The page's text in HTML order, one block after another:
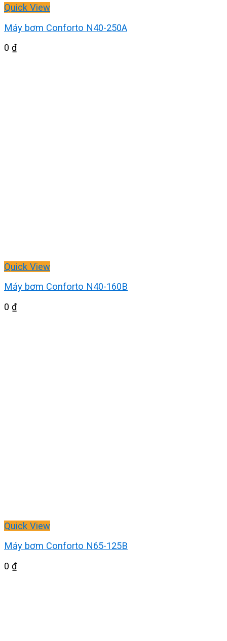
Quick View
Máy bơm Conforto N40-250A
0 ₫
Quick View
Máy bơm Conforto N40-160B
0 ₫
Quick View
Máy bơm Conforto N65-125B
0 ₫